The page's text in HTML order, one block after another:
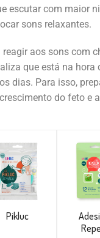
escutar com maior
sons relaxantes.
aos sons com
que está na hora
dias. Para isso,
do feto e
Pikluc